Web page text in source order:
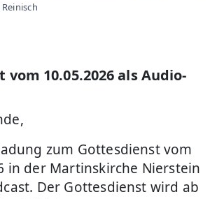
10.05.2026 als Audio-
zum Gottesdienst vom
in der Martinskirche Nierstein
Der Gottesdienst wird ab